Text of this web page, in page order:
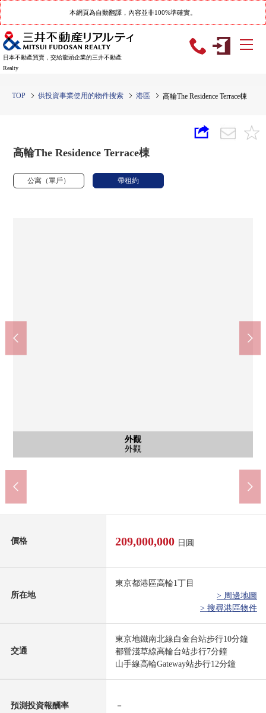
本網頁為自動翻譯，內容並非100%準確實。
日本不動產買賣，交給龍頭企業的三井不動產
Realty
TOP 供投資事業使用的物件搜索 港區 高輪The Residence Terrace棟
高輪The Residence Terrace棟
公寓（單戶） 帶租約
外觀
外觀
入口
入口
共有部分
共有部分
共用部分
共有部分
共用部分
共有部分
共用部分
外觀
外觀
價格 209,000,000 日圓
所在地
東京都港區高輪1丁目
> 周邊地圖
> 搜尋港區物件
交通
東京地鐵南北線白金台站步行10分鐘
都營淺草線高輪台站步行7分鐘
山手線高輪Gateway站步行12分鐘
預測投資報酬率 －